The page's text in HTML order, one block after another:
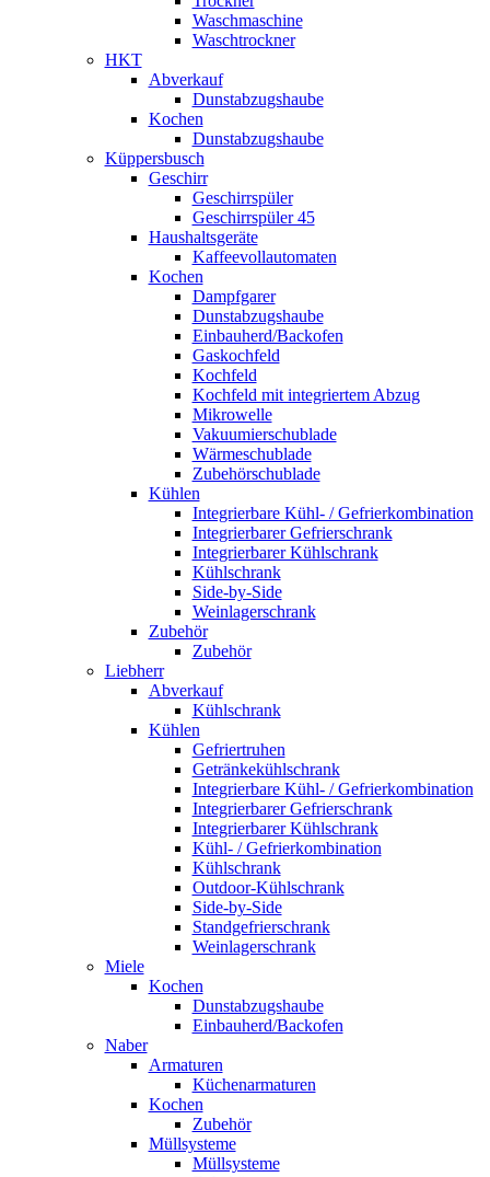
Waschmaschine
Waschtrockner
HKT
Abverkauf
Dunstabzugshaube
Kochen
Dunstabzugshaube
Küppersbusch
Geschirr
Geschirrspüler
Geschirrspüler 45
Haushaltsgeräte
Kaffeevollautomaten
Kochen
Dampfgarer
Dunstabzugshaube
Einbauherd/Backofen
Gaskochfeld
Kochfeld
Kochfeld mit integriertem Abzug
Mikrowelle
Vakuumierschublade
Wärmeschublade
Zubehörschublade
Kühlen
Integrierbare Kühl- / Gefrierkombination
Integrierbarer Gefrierschrank
Integrierbarer Kühlschrank
Kühlschrank
Side-by-Side
Weinlagerschrank
Zubehör
Zubehör
Liebherr
Abverkauf
Kühlschrank
Kühlen
Gefriertruhen
Getränkekühlschrank
Integrierbare Kühl- / Gefrierkombination
Integrierbarer Gefrierschrank
Integrierbarer Kühlschrank
Kühl- / Gefrierkombination
Kühlschrank
Outdoor-Kühlschrank
Side-by-Side
Standgefrierschrank
Weinlagerschrank
Miele
Kochen
Dunstabzugshaube
Einbauherd/Backofen
Naber
Armaturen
Küchenarmaturen
Kochen
Zubehör
Müllsysteme
Müllsysteme